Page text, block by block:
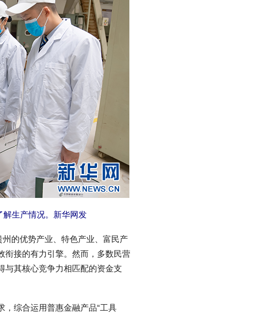
解生产情况。新华网发
的优势产业、特色产业、富民产
衔接的有力引擎。然而，多数民营
与其核心竞争力相匹配的资金支
综合运用普惠金融产品“工具